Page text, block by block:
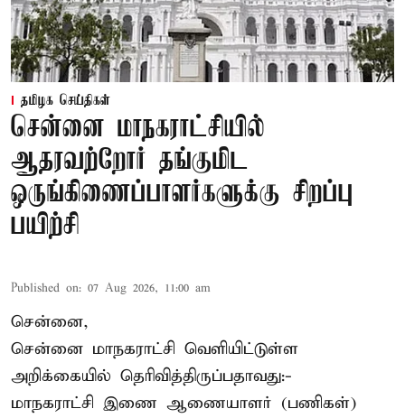
தமிழக செய்திகள்
சென்னை மாநகராட்சியில்
ஆதரவற்றோர் தங்குமிட
ஒருங்கிணைப்பாளர்களுக்கு சிறப்பு
பயிற்சி
Published on: 07 Aug 2026, 11:00 am
சென்னை,
சென்னை மாநகராட்சி வெளியிட்டுள்ள
அறிக்கையில் தெரிவித்திருப்பதாவது:-
மாநகராட்சி இணை ஆணையாளர் (பணிகள்)